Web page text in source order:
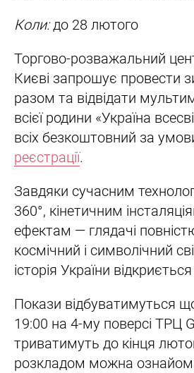
Коли:до 28 лютого
Торгово-розважальний
Києві запрошує провести
разом та відвідати
всієї родини «Україна
всіх безкоштовний за
реєстрації.
Завдяки сучасним
360°, кінетичним
ефектам — глядачі
космічний і символічний
історія України
Покази відбуватимуться
19:00 на 4-му поверсі ТРЦ
триватимуть до кінця
розкладом можна